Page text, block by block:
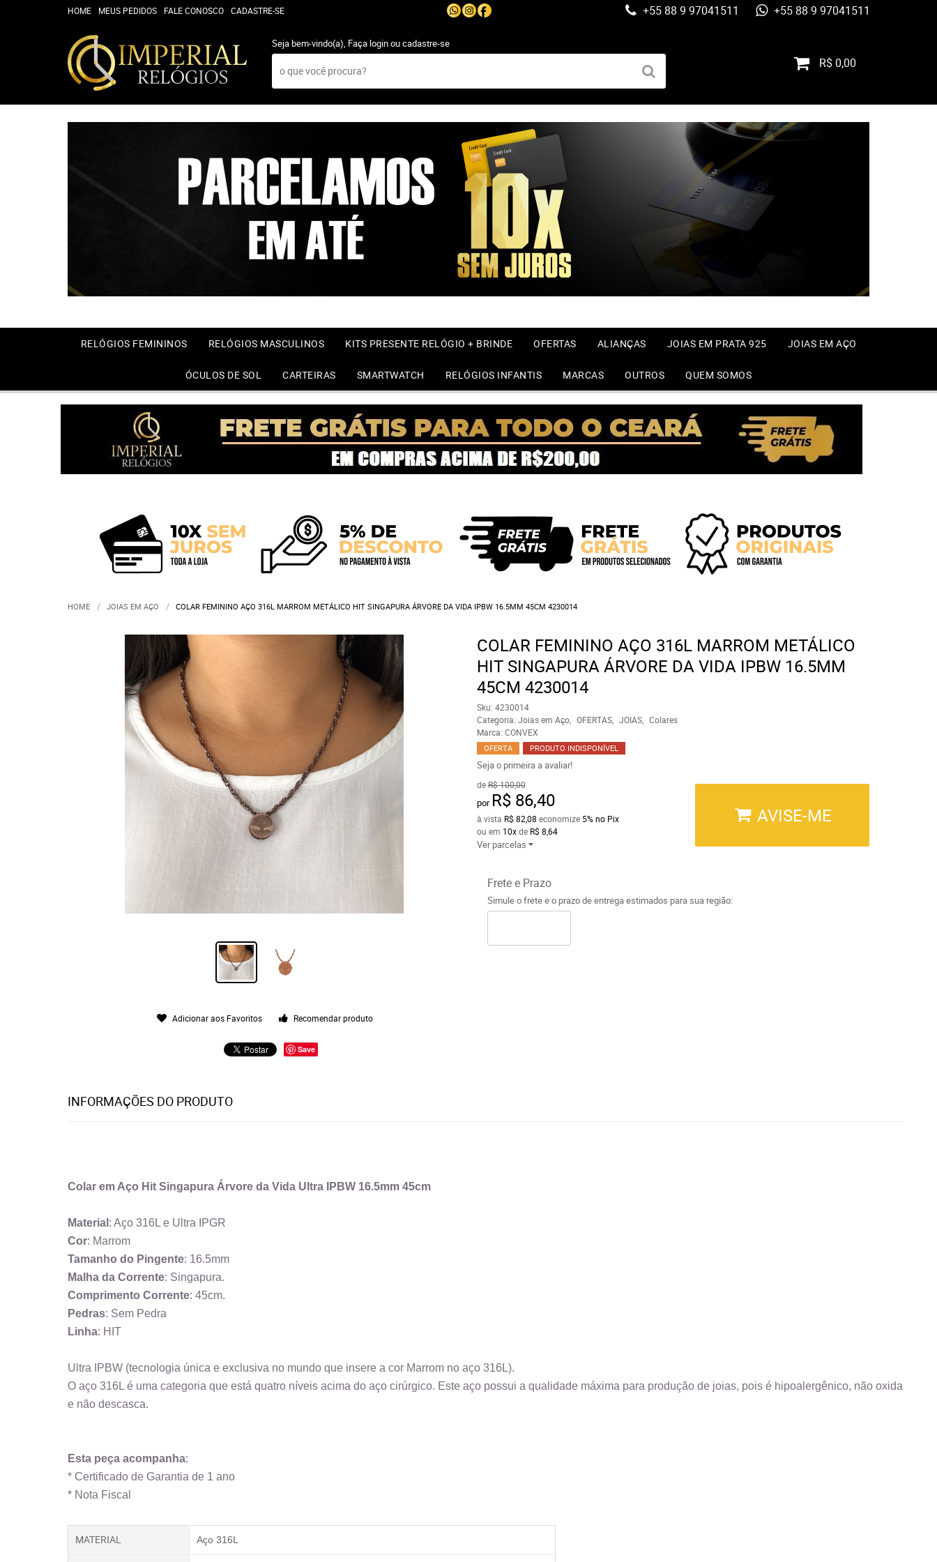
HOME MEUS PEDIDOS FALE CONOSCO CADASTRE-SE +55 88 9 97041511 +55 88 9 97041511
Seja bem-vindo(a), Faça loginoucadastre-se
R$ 0,00
RELÓGIOS FEMININOS RELÓGIOS MASCULINOS KITS PRESENTE RELÓGIO + BRINDE OFERTAS ALIANÇAS JOIAS EM PRATA 925 JOIAS EM AÇO
ÓCULOS DE SOL CARTEIRAS SMARTWATCH RELÓGIOS INFANTIS MARCAS OUTROS QUEM SOMOS
HOME JOIAS EM AÇO COLAR FEMININO AÇO 316L MARROM METÁLICO HIT SINGAPURA ÁRVORE DA VIDA IPBW 16.5MM 45CM 4230014
Adicionar aos Favoritos Recomendar produto
Save
COLAR FEMININO AÇO 316L MARROM METÁLICO
HIT SINGAPURA ÁRVORE DA VIDA IPBW 16.5MM
45CM 4230014
Sku: 4230014
Categoria: Joias em Aço OFERTAS JOIAS
Colares
Marca: CONVEX
OFERTA PRODUTO INDISPONÍVEL
Seja o primeira a avaliar!
deR$ 100,00
por R$ 86,40
à vista R$ 82,08 economize 5% no Pix
ou em 10xde R$ 8,64
Ver parcelas
AVISE-ME
Frete e Prazo
Simule o frete e o prazo de entrega estimados para sua região:
INFORMAÇÕES DO PRODUTO
Colar em Aço Hit Singapura Árvore da Vida Ultra IPBW 16.5mm 45cm
Material : Aço 316L e Ultra IPGR
Cor: Marrom
Tamanho do Pingente: 16.5mm
Malha da Corrente: Singapura.
Comprimento Corrente: 45cm.
Pedras: Sem Pedra
Linha: HIT
Ultra IPBW (tecnologia única e exclusiva no mundo que insere a cor Marrom no aço 316L).
O aço 316L é uma categoria que está quatro níveis acima do aço cirúrgico. Este aço possui a qualidade máxima para produção de joias, pois é hipoalergênico, não oxida
e não descasca.
Esta peça acompanha:
* Certificado de Garantia de 1 ano
* Nota Fiscal
MATERIAL Aço 316L